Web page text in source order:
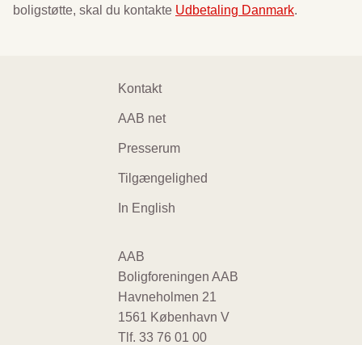
boligstøtte, skal du kontakte Udbetaling Danmark.
Footer
navigation
Kontakt
AAB net
Presserum
Tilgængelighed
In English
AAB
Boligforeningen AAB
Havneholmen 21
1561 København V
Tlf. 33 76 01 00